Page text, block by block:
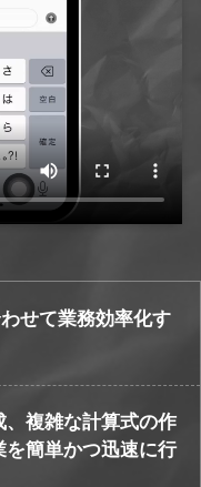
せて業務効率化す
複雑な計算式の作
簡単かつ迅速に行